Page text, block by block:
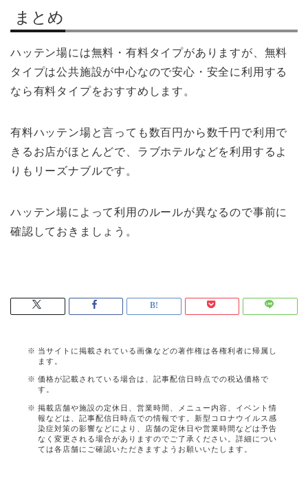
まとめ
ハッテン場には無料・有料タイプがありますが、無料
タイプは公共施設が中心なので安心・安全に利用する
なら有料タイプをおすすめします。
有料ハッテン場と言っても数百円から数千円で利用で
きるお店がほとんどで、ラブホテルなどを利用するよ
りもリーズナブルです。
ハッテン場によって利用のルールが異なるので事前に
確認しておきましょう。
当サイトに掲載されている画像などの著作権は各権利者に帰属し
ます。
価格が記載されている場合は、記事配信日時点での税込価格で
す。
掲載店舗や施設の定休日、営業時間、メニュー内容、イベント情
報などは、記事配信日時点での情報です。新型コロナウイルス感
染症対策の影響などにより、店舗の定休日や営業時間などは予告
なく変更される場合がありますのでご了承ください。詳細につい
ては各店舗にご確認いただきますようお願いいたします。